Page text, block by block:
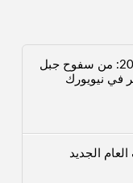
تجاربي الشخصية ورحلاتي لسنة 2025: من سفوح جبل
في نيويورك